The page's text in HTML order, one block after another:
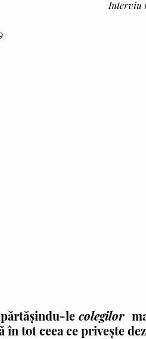
Interviu
le colegilor
în tot ceea ce priveşte